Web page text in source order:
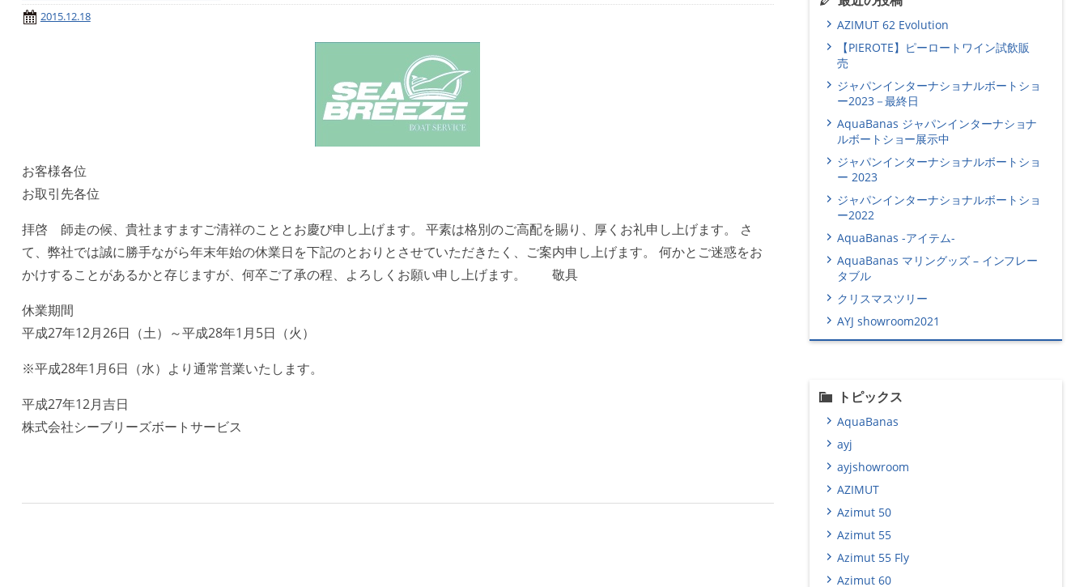
2015.12.18
お客様各位
お取引先各位
拝啓 師走の候、貴社ますますご清祥のこととお慶び申し上げます。 平素は格別のご高配を賜り、厚くお礼申し上げます。 さ
て、弊社では誠に勝手ながら年末年始の休業日を下記のとおりとさせていただきたく、ご案内申し上げます。 何かとご迷惑をお
かけすることがあるかと存じますが、何卒ご了承の程、よろしくお願い申し上げます。 敬具
休業期間
平成27年12月26日（土）～平成28年1月5日（火）
※平成28年1月6日（水）より通常営業いたします。
平成27年12月吉日
株式会社シーブリーズボートサービス
AZIMUT 62 Evolution
【PIEROTE】ピーロートワイン試飲販
売
ジャパンインターナショナルボートショ
ー2023－最終日
AquaBanas ジャパンインターナショナ
ルボートショー展示中
ジャパンインターナショナルボートショ
ー 2023
ジャパンインターナショナルボートショ
ー2022
AquaBanas -アイテム-
AquaBanas マリングッズ – インフレー
タブル
クリスマスツリー
AYJ showroom2021
トピックス
AquaBanas
ayj
ayjshowroom
AZIMUT
Azimut 50
Azimut 55
Azimut 55 Fly
Azimut 60